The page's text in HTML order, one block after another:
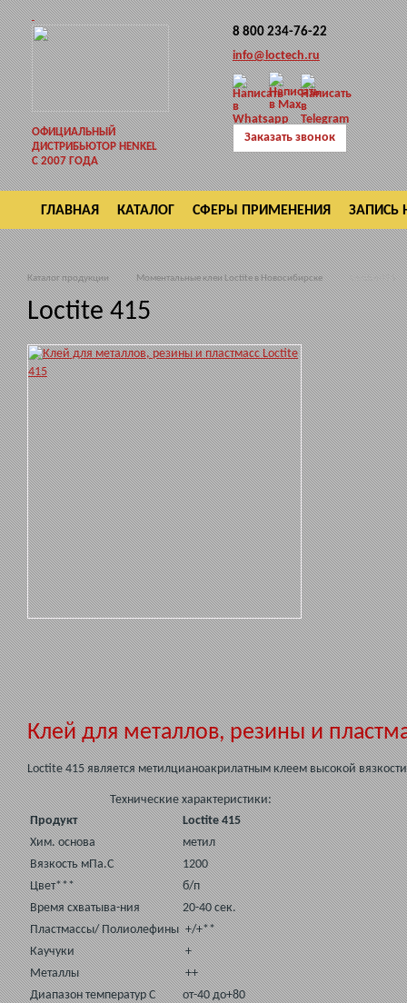
ОФИЦИАЛЬНЫЙ
ДИСТРИБЬЮТОР HENKEL
С 2007 ГОДА
8 800 234-76-22
info@loctech.ru
Заказать звонок
ГЛАВНАЯ КАТАЛОГ СФЕРЫ ПРИМЕНЕНИЯ ЗАПИСЬ
ВОЗВРАТ
Каталог продукции Моментальные клеи Loctite в Новосибирске Loctite 415
Loctite 415
Клей для металлов, резины и
Loctite 415 является метилцианоакрилатным клеем высокой
Технические характеристики:
Продукт
Loctite 415
Хим. основа
метил
Вязкость мПа.С
1200
Цвет***
б/п
Время схватыва-ния
20-40 сек.
Пластмассы/ Полиолефины +/+**
Каучуки
+
Металлы
++
Диапазон температур С
от-40 до+80